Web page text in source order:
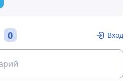
0 Вход